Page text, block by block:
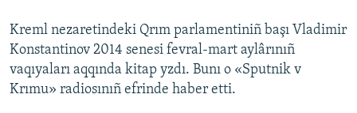
RFE/RS bütün saytları
Kreml nezaretindeki Qrım parlamentiniñ başı Vladimir
Konstantinov 2014 senesi fevral-mart aylârınıñ
vaqıyaları aqqında kitap yzdı. Bunı o «Sputnik v
Krımu» radiosınıñ efrinde haber etti.